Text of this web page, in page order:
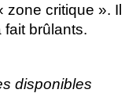
zone critique ».
brûlants.
disponibles